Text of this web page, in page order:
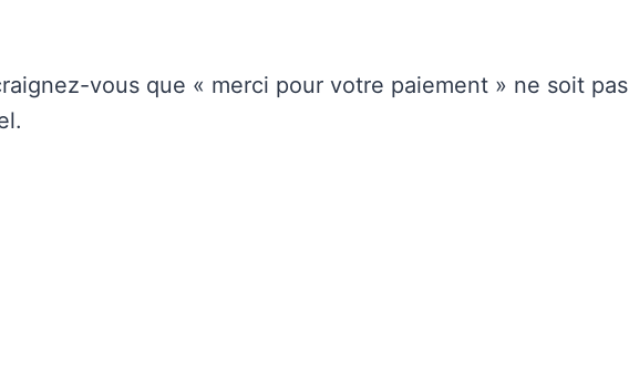
vous que « merci pour votre paiement » ne soit pas